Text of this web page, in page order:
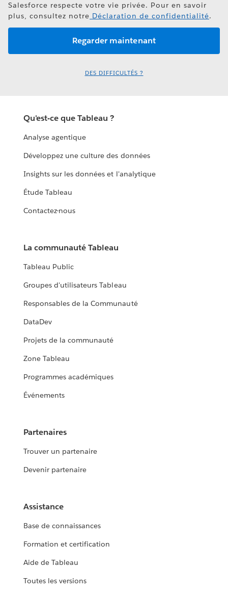
Salesforce respecte votre vie privée. Pour en savoir
plus, consultez notre Déclaration de confidentialité.
DES DIFFICULTÉS ?
Qu'est-ce que Tableau ?
Analyse agentique
Développez une culture des données
Insights sur les données et l'analytique
Étude Tableau
Contactez-nous
La communauté Tableau
Tableau Public
Groupes d'utilisateurs Tableau
Responsables de la Communauté
DataDev
Projets de la communauté
Zone Tableau
Programmes académiques
Événements
Partenaires
Trouver un partenaire
Devenir partenaire
Assistance
Base de connaissances
Formation et certification
Aide de Tableau
Toutes les versions